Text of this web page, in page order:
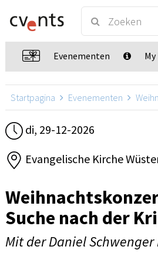
Evenementen
Startpagina Evenementen
di, 29-12-2026
Evangelische Kirche
Suche nach der
Mit der Daniel